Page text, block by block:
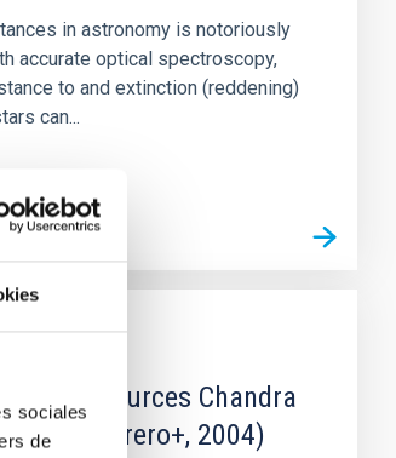
sociales
de
in astronomy is notoriously
accurate optical spectroscopy,
to and extinction (reddening)
can...
X-ray sources Chandra
Herrero+, 2004)